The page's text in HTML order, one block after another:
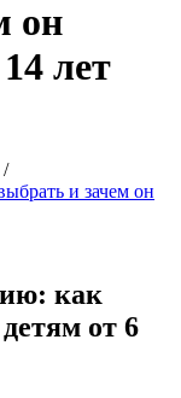
он
лет
и зачем он
как
от 6